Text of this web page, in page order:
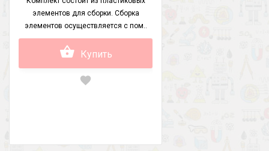
элементов для сборки. Сборка
элементов осуществляется с пом..
Купить